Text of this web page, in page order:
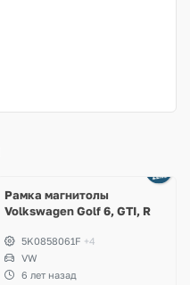
Рамка магнитолы
Volkswagen Golf 6, GTI, R
5K0858061F +4
VW
6 лет назад